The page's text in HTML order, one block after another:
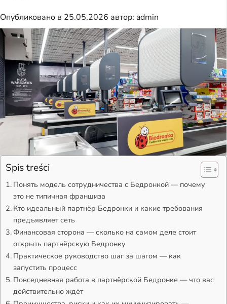
Опубликовано в 25.05.2026 автор: admin
Spis treści
Понять модель сотрудничества с Бедронкой — почему
это не типичная франшиза
Кто идеальный партнёр Бедронки и какие требования
предъявляет сеть
Финансовая сторона — сколько на самом деле стоит
открыть партнёрскую Бедронку
Практическое руководство шаг за шагом — как
запустить процесс
Повседневная работа в партнёрской Бедронке — что вас
действительно ждёт